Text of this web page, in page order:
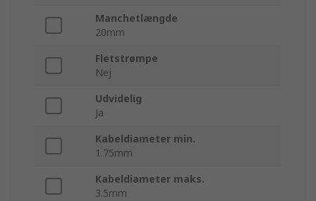
Manchetlængde
20mm
Fletstrømpe
Nej
Udvidelig
Ja
Kabeldiameter min.
1.75mm
Kabeldiameter maks.
3.5mm